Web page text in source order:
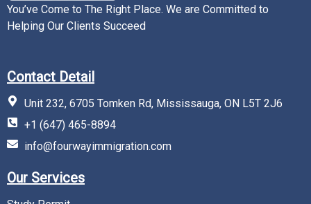
You’ve Come to The Right Place. We are Committed to
Helping Our Clients Succeed
Contact Detail
Unit 232, 6705 Tomken Rd, Mississauga, ON L5T 2J6
+1 (647) 465-8894
info@fourwayimmigration.com
Our Services